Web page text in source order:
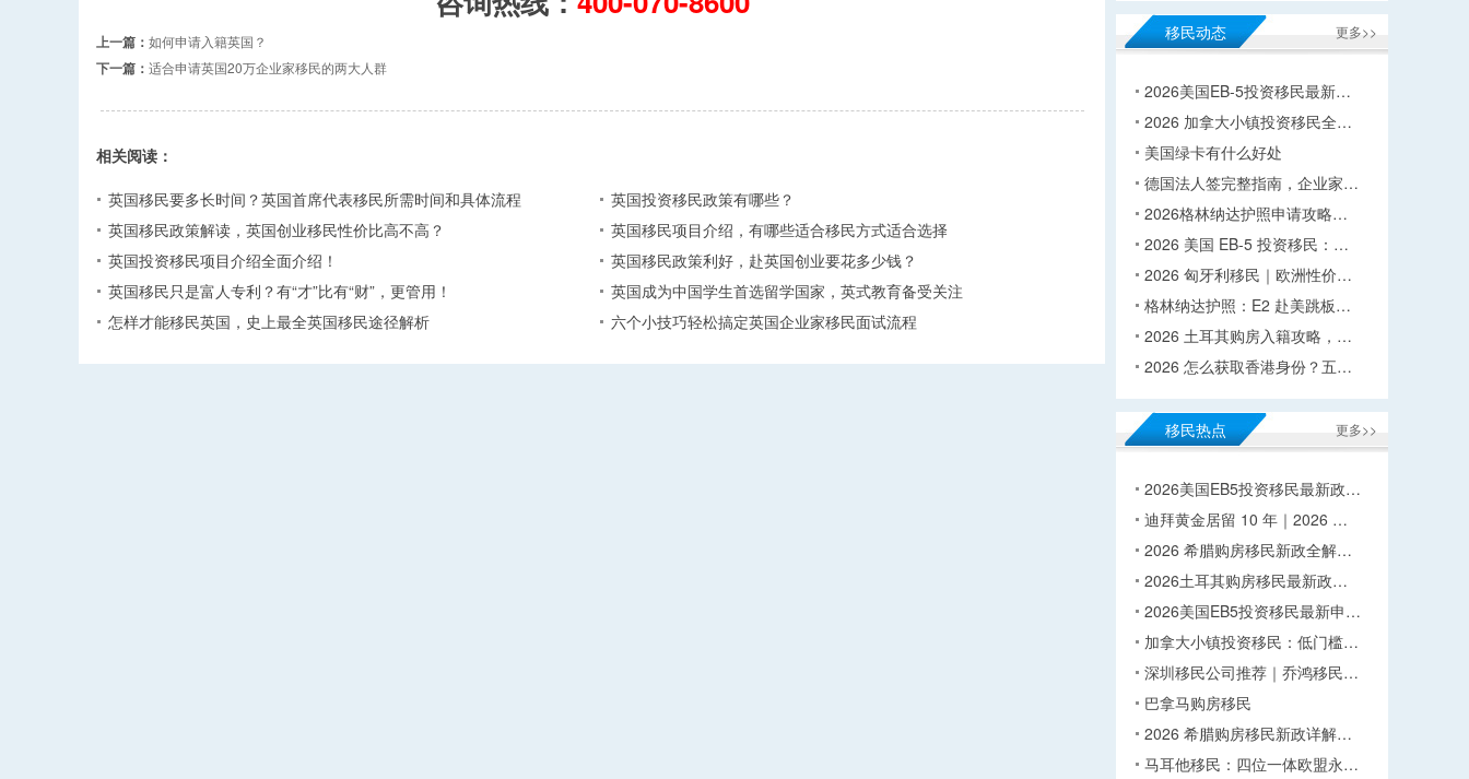
上一篇： 如何申请入籍英国？
下一篇： 适合申请英国20万企业家移民的两大人群
相关阅读：
英国移民要多长时间？英国首席代表移民所需时间和具体流程
英国投资移民政策有哪些？
英国移民政策解读，英国创业移民性价比高不高？
英国移民项目介绍，有哪些适合移民方式适合选择
英国投资移民项目介绍全面介绍！
英国移民政策利好，赴英国创业要花多少钱？
英国移民只是富人专利？有“才”比有“财”，更管用！
英国成为中国学生首选留学国家，英式教育备受关注
怎样才能移民英国，史上最全英国移民途径解析
六个小技巧轻松搞定英国企业家移民面试流程
更多>>
移民动态
2026美国EB-5投资移民最新…
2026 加拿大小镇投资移民全…
美国绿卡有什么好处
德国法人签完整指南，企业家…
2026格林纳达护照申请攻略…
2026 美国 EB-5 投资移民：…
2026 匈牙利移民｜欧洲性价…
格林纳达护照：E2 赴美跳板…
2026 土耳其购房入籍攻略，…
2026 怎么获取香港身份？五…
更多>>
移民热点
2026美国EB5投资移民最新政…
迪拜黄金居留 10 年｜2026 …
2026 希腊购房移民新政全解…
2026土耳其购房移民最新政…
2026美国EB5投资移民最新申…
加拿大小镇投资移民：低门槛…
深圳移民公司推荐｜乔鸿移民…
巴拿马购房移民
2026 希腊购房移民新政详解…
马耳他移民：四位一体欧盟永…